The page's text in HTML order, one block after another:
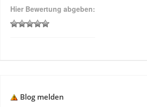
Hier Bewertung abgeben:
Blog melden